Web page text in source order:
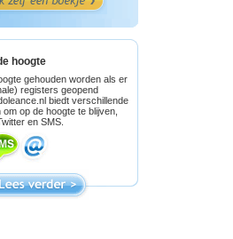
hoogte
gehouden worden als er
registers geopend
biedt verschillende
op de hoogte te blijven,
en SMS.